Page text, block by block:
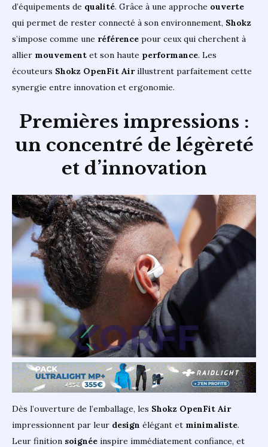
d’équipements de qualité. Grâce à une approche ouverte
qui permet de rester connecté à son environnement, Shokz
s’impose comme une référence pour ceux qui cherchent à
allier mouvement et son haute performance. Les
écouteurs Shokz OpenFit Airillustrent parfaitement cette
synergie entre innovation et ergonomie.
Premières impressions :
un concentré de légèreté
et d’innovation
Dès l’ouverture de l’emballage, les Shokz OpenFit Air
impressionnent par leur design élégant et minimaliste.
Leur finition soignée inspire immédiatement confiance, et